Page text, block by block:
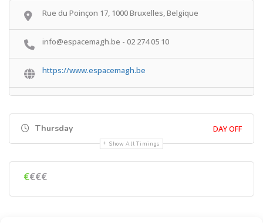
Rue du Poinçon 17, 1000 Bruxelles, Belgique
info@espacemagh.be - 02 274 05 10
https://www.espacemagh.be
Thursday DAY OFF
Show All Timings
€€€€